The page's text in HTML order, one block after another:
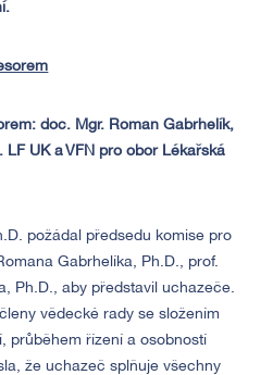
doc. Mgr. Roman Gabrhelík,
LF UK a VFN pro obor Lékařská
požádal předsedu komise pro
Gabrhelíka, Ph.D., prof.
Ph.D., aby představil uchazeče.
vědecké rady se složením
průběhem řízení a osobností
že uchazeč splňuje všechny